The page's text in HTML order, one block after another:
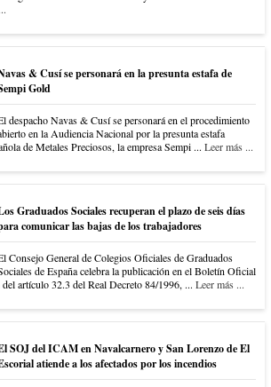
& Cusí se personará en la presunta estafa de
Gold
despacho Navas & Cusí se personará en el procedimiento
en la Audiencia Nacional por la presunta estafa
de Metales Preciosos, la empresa Sempi ... Leer más ...
Graduados Sociales recuperan el plazo de seis días
comunicar las bajas de los trabajadores
Consejo General de Colegios Oficiales de Graduados
de España celebra la publicación en el Boletín Oficial
artículo 32.3 del Real Decreto 84/1996, ... Leer más ...
SOJ del ICAM en Navalcarnero y San Lorenzo de El
atiende a los afectados por los incendios